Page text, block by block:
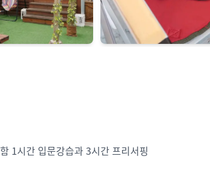
1시간 입문강습과 3시간 프리서핑